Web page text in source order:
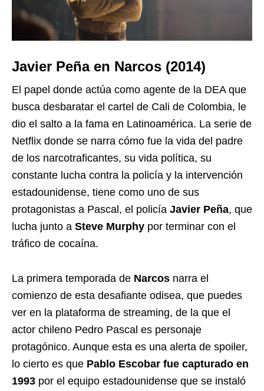
Javier Peña en Narcos (2014)
El papel donde actúa como agente de la DEA que
busca desbaratar el cartel de Cali de Colombia, le
dio el salto a la fama en Latinoamérica. La serie de
Netflix donde se narra cómo fue la vida del padre
de los narcotraficantes, su vida política, su
constante lucha contra la policía y la intervención
estadounidense, tiene como uno de sus
protagonistas a Pascal, el policía Javier Peña, que
lucha junto a Steve Murphy por terminar con el
tráfico de cocaína.
La primera temporada de Narcos narra el
comienzo de esta desafiante odisea, que puedes
ver en la plataforma de streaming, de la que el
actor chileno Pedro Pascal es personaje
protagónico. Aunque esta es una alerta de spoiler,
lo cierto es que Pablo Escobar fue capturado en
1993 por el equipo estadounidense que se instaló